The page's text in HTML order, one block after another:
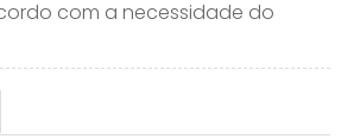
com a necessidade do